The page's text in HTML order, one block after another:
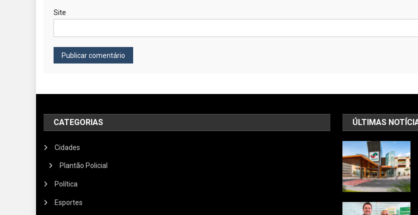
Site
CATEGORIAS
Cidades
Plantão Policial
Política
Esportes
ÚLTIMAS